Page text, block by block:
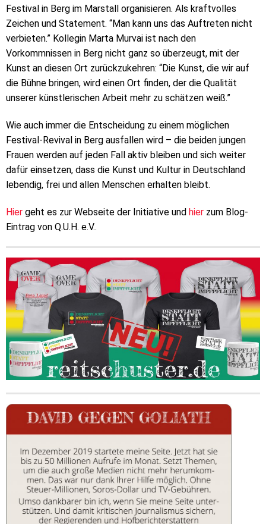
Festival in Berg im Marstall organisieren. Als kraftvolles
Zeichen und Statement. “Man kann uns das Auftreten nicht
verbieten.” Kollegin Marta Murvai ist nach den
Vorkommnissen in Berg nicht ganz so überzeugt, mit der
Kunst an diesen Ort zurückzukehren: “Die Kunst, die wir auf
die Bühne bringen, wird einen Ort finden, der die Qualität
unserer künstlerischen Arbeit mehr zu schätzen weiß.”
Wie auch immer die Entscheidung zu einem möglichen
Festival-Revival in Berg ausfallen wird – die beiden jungen
Frauen werden auf jeden Fall aktiv bleiben und sich weiter
dafür einsetzen, dass die Kunst und Kultur in Deutschland
lebendig, frei und allen Menschen erhalten bleibt.
Hier geht es zur Webseite der Initiative und hier zum Blog-
Eintrag von Q.U.H. e.V..